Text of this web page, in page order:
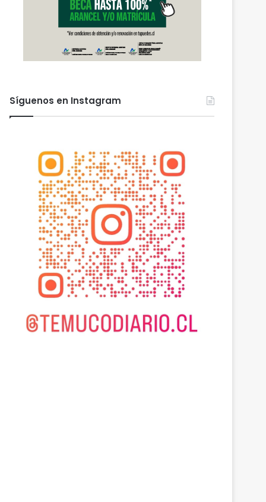
PDI Temuco llama a
robados para proteger
personal y combatir el
Heladas: reactivan campaña por riesgo de congelamiento de medidores de agua
agosto 6, 2026
Nuevas micromovilidades en Temuco: concejal Fredy Cartes destaca llegada de empresa Jet con tarifas más accesibles y mejores estándares de seguridad
agosto 6, 2026
Síguenos en Instagram